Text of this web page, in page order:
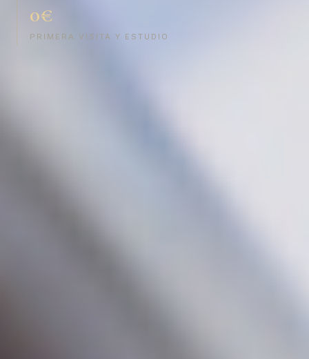
0€
PRIMERA VISITA Y ESTUDIO